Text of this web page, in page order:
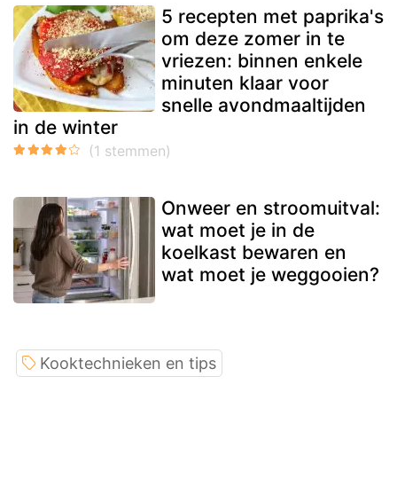
5 recepten met paprika's
om deze zomer in te
vriezen: binnen enkele
minuten klaar voor
snelle avondmaaltijden
in de winter
Onweer en stroomuitval:
wat moet je in de
koelkast bewaren en
wat moet je weggooien?
Kooktechnieken en tips